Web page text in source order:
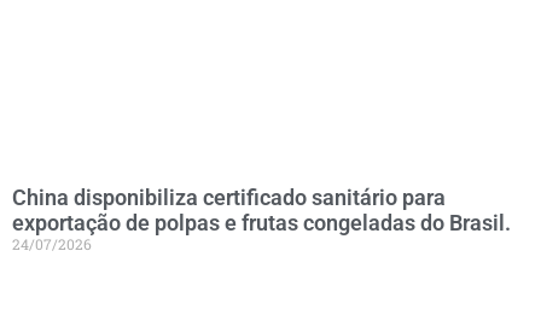
China disponibiliza certificado sanitário para
exportação de polpas e frutas congeladas do Brasil.
24/07/2026